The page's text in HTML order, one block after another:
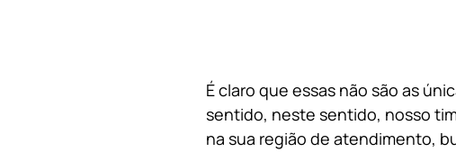
É claro que essas não são as
sentido, neste sentido, nosso
na sua região de atendimento,